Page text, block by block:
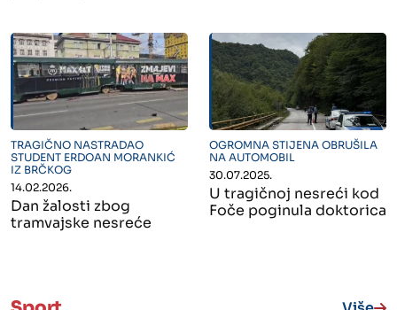
" alt="">
TRAGIČNO NASTRADAO
STUDENT ERDOAN MORANKIĆ
IZ BRČKOG
14.02.2026.
Dan žalosti zbog
tramvajske nesreće
" alt="">
OGROMNA STIJENA OBRUŠILA
NA AUTOMOBIL
30.07.2025.
U tragičnoj nesreći kod
Foče poginula doktorica